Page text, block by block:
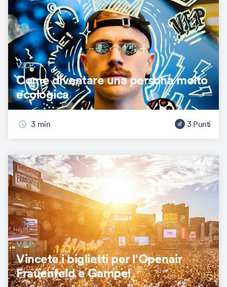
V.E.P.
Come diventare una persona molto
ecologica
3 min 3 Punti
V.E.P.
Vincete i biglietti per l'Openair
Frauenfeld e Gampel